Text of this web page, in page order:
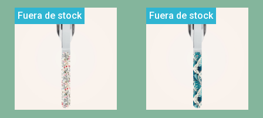
Fuera de stock Fuera de stock